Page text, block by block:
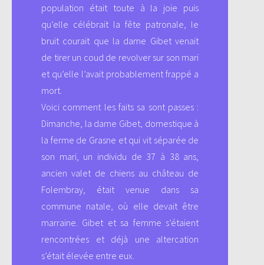
population était toute à la joie puis
qu’elle célébrait la fête patronale, le
bruit courait que la dame Gibet venait
de tirer un coud de revolver sur son mari
et qu’elle l’avait probablement frappé a
mort.
Voici comment les faits sa sont passes :
Dimanche, la dame Gibet, domestique à
la ferme de Grasne et qui vit séparée de
son mari, un individu de 37 à 38 ans,
ancien valet de chiens au château de
Folembray, était venue dans sa
commune natale, où elle devait être
marraine. Gibet et sa femme s’étaient
rencontrées et déjà une altercation
s’était élevée entre eux.